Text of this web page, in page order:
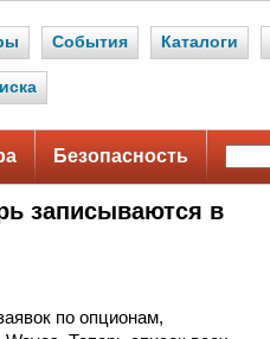
События Каталоги
Безопасность
записываются в
по опционам,